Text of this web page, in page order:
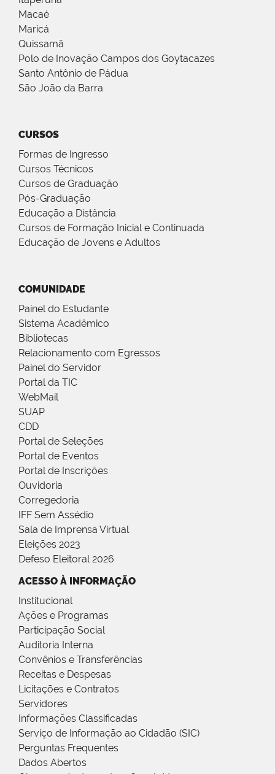
Macaé
Maricá
Quissamã
Polo de Inovação Campos dos Goytacazes
Santo Antônio de Pádua
São João da Barra
CURSOS
Formas de Ingresso
Cursos Técnicos
Cursos de Graduação
Pós-Graduação
Educação a Distância
Cursos de Formação Inicial e Continuada
Educação de Jovens e Adultos
COMUNIDADE
Painel do Estudante
Sistema Acadêmico
Bibliotecas
Relacionamento com Egressos
Painel do Servidor
Portal da TIC
WebMail
SUAP
CDD
Portal de Seleções
Portal de Eventos
Portal de Inscrições
Ouvidoria
Corregedoria
IFF Sem Assédio
Sala de Imprensa Virtual
Eleições 2023
Defeso Eleitoral 2026
ACESSO À INFORMAÇÃO
Institucional
Ações e Programas
Participação Social
Auditoria Interna
Convênios e Transferências
Receitas e Despesas
Licitações e Contratos
Servidores
Informações Classificadas
Serviço de Informação ao Cidadão (SIC)
Perguntas Frequentes
Dados Abertos